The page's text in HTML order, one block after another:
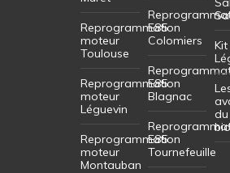
Reprogrammation
moteur
Toulouse
Reprogrammation
moteur
Léguevin
Reprogrammation
moteur
Montauban
E85
Colomiers
E85
Blagnac
E85
Tournefeuille
du